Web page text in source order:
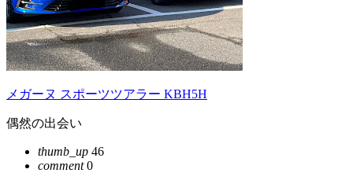
メガーヌ スポーツツアラー KBH5H
偶然の出会い
thumb_up 46
comment0